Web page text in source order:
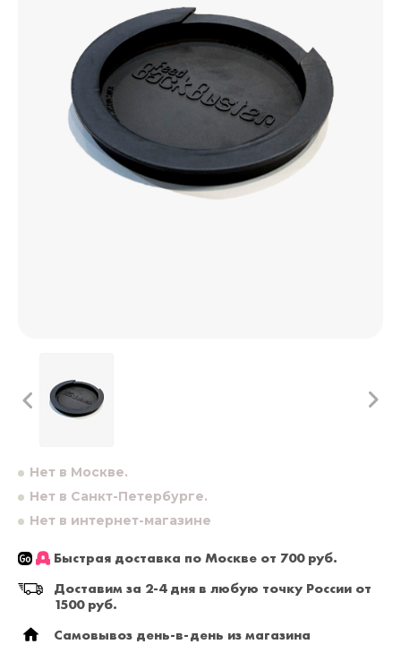
Нет в Москве.
Нет в Санкт-Петербурге.
Нет в интернет-магазине
Быстрая доставка по Москве от 700 руб.
Доставим за 2-4 дня в любую точку России от
1500 руб.
Самовывоз день-в-день из магазина